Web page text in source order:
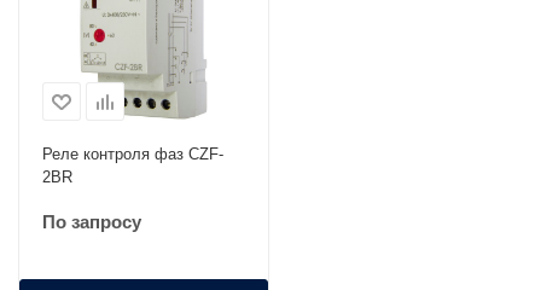
Реле контроля фаз CZF-
2ВR
По запросу